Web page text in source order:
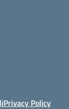
Privacy Policy